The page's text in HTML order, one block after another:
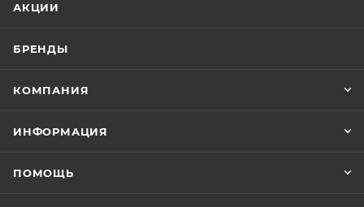
АКЦИИ
БРЕНДЫ
КОМПАНИЯ
ИНФОРМАЦИЯ
ПОМОЩЬ